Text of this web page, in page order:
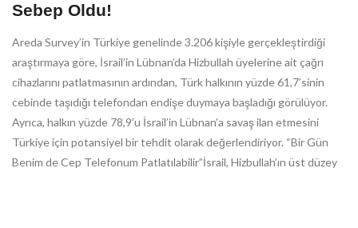
Sebep Oldu!
Areda Survey’in Türkiye genelinde 3.206 kişiyle gerçekleştirdiği
araştırmaya göre, İsrail’in Lübnan’da Hizbullah üyelerine ait çağrı
cihazlarını patlatmasının ardından, Türk halkının yüzde 61,7’sinin
cebinde taşıdığı telefondan endişe duymaya başladığı görülüyor.
Ayrıca, halkın yüzde 78,9’u İsrail’in Lübnan’a savaş ilan etmesini
Türkiye için potansiyel bir tehdit olarak değerlendiriyor. “Bir Gün
Benim de Cep Telefonum Patlatılabilir”İsrail, Hizbullah’ın üst düzey